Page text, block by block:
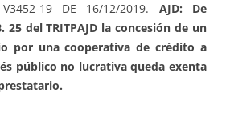
19 DE 16/12/2019. AJD: De
25 del TRITPAJD la concesión de un
por una cooperativa de crédito a
público no lucrativa queda exenta